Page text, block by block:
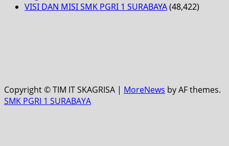
VISI DAN MISI SMK PGRI 1 SURABAYA(48,422)
Copyright © TIM IT SKAGRISA | MoreNews by AF themes.
SMK PGRI 1 SURABAYA